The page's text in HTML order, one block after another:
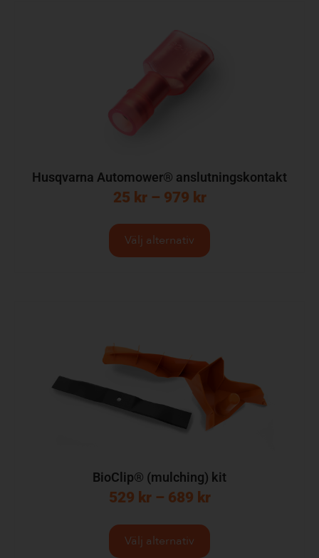
Husqvarna Automower® anslutningskontakt
25 kr – 979 kr
Välj alternativ
BioClip® (mulching) kit
529 kr – 689 kr
Välj alternativ